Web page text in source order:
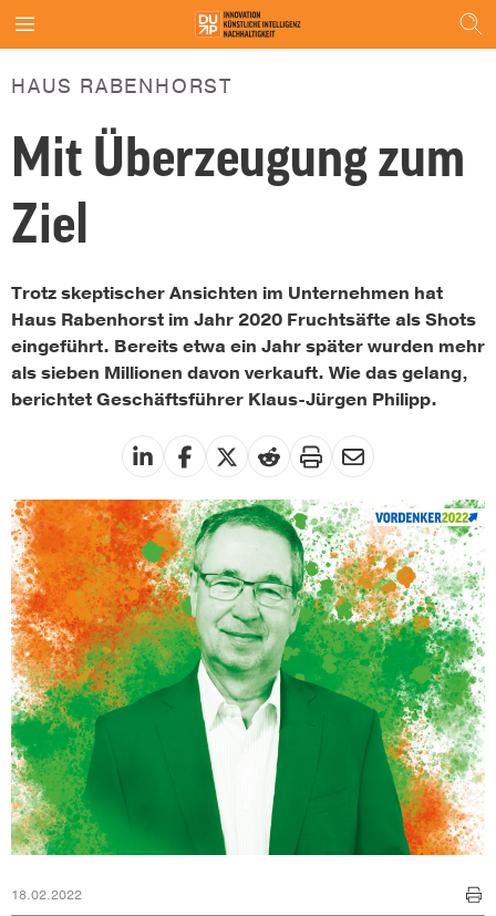
HAUS RABENHORST
Mit Überzeugung zum
Ziel
Trotz skeptischer Ansichten im Unternehmen hat
Haus Rabenhorst im Jahr 2020 Fruchtsäfte als Shots
eingeführt. Bereits etwa ein Jahr später wurden mehr
als sieben Millionen davon verkauft. Wie das gelang,
berichtet Geschäftsführer Klaus-Jürgen Philipp.
18.02.2022